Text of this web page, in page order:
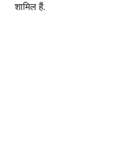
शामिल हैं.